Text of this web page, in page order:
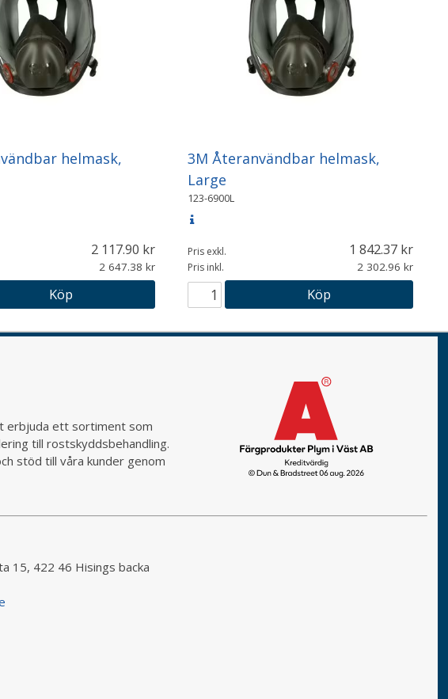
helmask,
2 117.90
2 647.38
Köp
3M Återanvändbar helmask,
Large
123-6900L
Pris exkl. 1 842.37
Pris inkl. 2 302.96
Köp
erbjuda ett sortiment som
till rostskyddsbehandling.
stöd till våra kunder genom
15, 422 46 Hisings backa